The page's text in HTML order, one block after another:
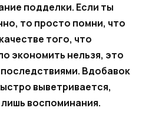
подделки. Если ты
то просто помни, что
того, что
экономить нельзя, это
Вдобавок
выветривается,
воспоминания.